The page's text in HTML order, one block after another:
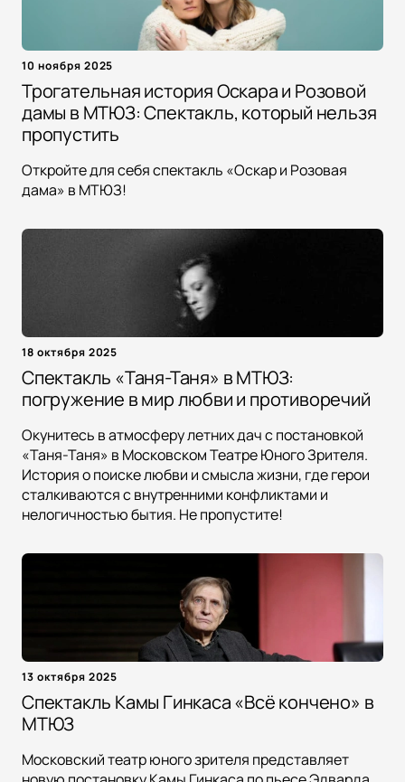
10 ноября 2025
Трогательная история Оскара и Розовой
дамы в МТЮЗ: Спектакль, который нельзя
пропустить
Откройте для себя спектакль «Оскар и Розовая
дама» в МТЮЗ!
18 октября 2025
Спектакль «Таня-Таня» в МТЮЗ:
погружение в мир любви и противоречий
Окунитесь в атмосферу летних дач с постановкой
«Таня-Таня» в Московском Театре Юного Зрителя.
История о поиске любви и смысла жизни, где герои
сталкиваются с внутренними конфликтами и
нелогичностью бытия. Не пропустите!
13 октября 2025
Спектакль Камы Гинкаса «Всё кончено» в
МТЮЗ
Московский театр юного зрителя представляет